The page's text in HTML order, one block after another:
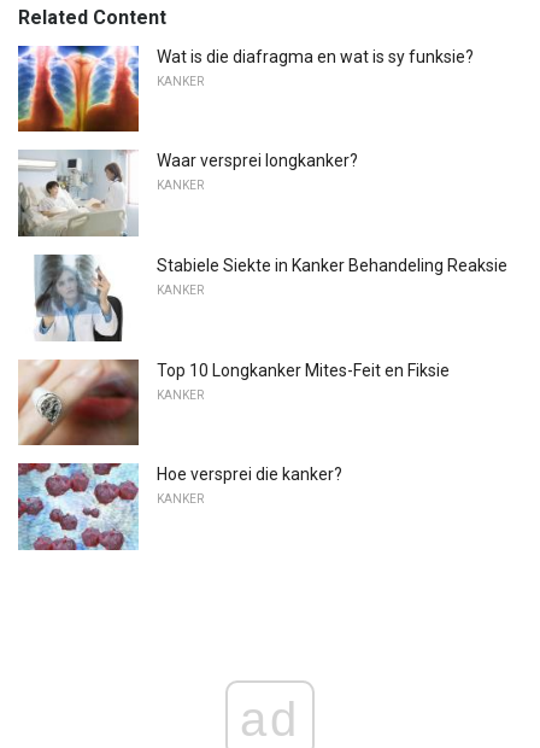
Related Content
Wat is die diafragma en wat is sy funksie?
KANKER
Waar versprei longkanker?
KANKER
Stabiele Siekte in Kanker Behandeling Reaksie
KANKER
Top 10 Longkanker Mites-Feit en Fiksie
KANKER
Hoe versprei die kanker?
KANKER
ad